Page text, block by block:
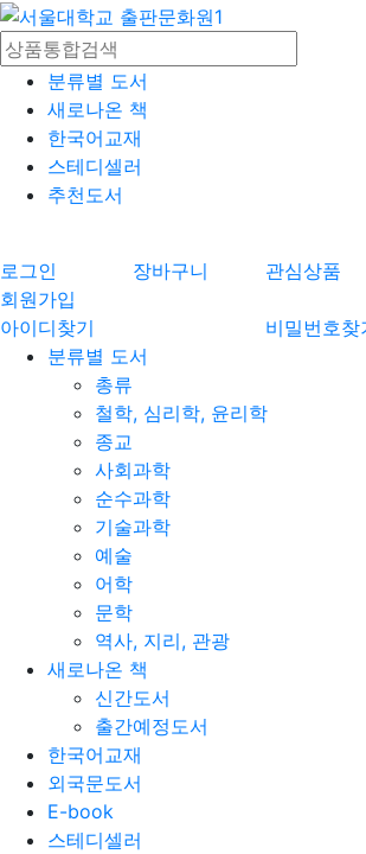
분류별 도서
새로나온 책
한국어교재
스테디셀러
추천도서
로그인 장바구니 관심상품
회원가입
아이디찾기
비밀번호찾
분류별 도서
총류
철학, 심리학, 윤리학
종교
사회과학
순수과학
기술과학
예술
어학
문학
역사, 지리, 관광
새로나온 책
신간도서
출간예정도서
한국어교재
외국문도서
E-book
스테디셀러